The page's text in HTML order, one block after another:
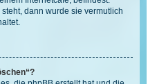
dann wurde sie vermutlich